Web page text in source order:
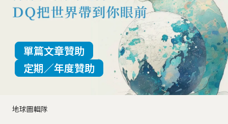
地球圖輯隊
單篇文章贊助
定期／年度贊助